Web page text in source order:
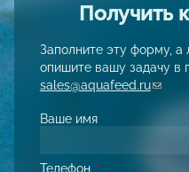
Получить
Заполните эту форму, а
опишите вашу задачу в
sales@aquafeed.ru(link
Ваше имя
Телефон *